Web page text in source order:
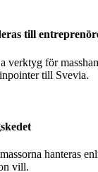
till
verktyg för
till Svevia.
hanteras
vill.